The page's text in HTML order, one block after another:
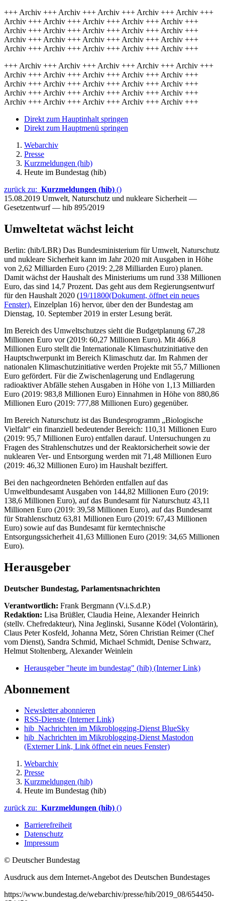
+++ Archiv +++ Archiv +++ Archiv +++ Archiv +++ Archiv +++
Archiv +++ Archiv +++ Archiv +++ Archiv +++ Archiv +++
Archiv +++ Archiv +++ Archiv +++ Archiv +++ Archiv +++
Archiv +++ Archiv +++ Archiv +++ Archiv +++ Archiv +++
Archiv +++ Archiv +++ Archiv +++ Archiv +++ Archiv +++
+++ Archiv +++ Archiv +++ Archiv +++ Archiv +++ Archiv +++
Archiv +++ Archiv +++ Archiv +++ Archiv +++ Archiv +++
Archiv +++ Archiv +++ Archiv +++ Archiv +++ Archiv +++
Archiv +++ Archiv +++ Archiv +++ Archiv +++ Archiv +++
Archiv +++ Archiv +++ Archiv +++ Archiv +++ Archiv +++
Direkt zum Hauptinhalt springen
Direkt zum Hauptmenü springen
Webarchiv
Presse
Kurzmeldungen (hib)
Heute im Bundestag (hib)
zurück zu: Kurzmeldungen (hib) ()
15.08.2019 Umwelt, Naturschutz und nukleare Sicherheit —
Gesetzentwurf — hib 895/2019
Umweltetat wächst leicht
Berlin: (hib/LBR) Das Bundesministerium für Umwelt, Naturschutz
und nukleare Sicherheit kann im Jahr 2020 mit Ausgaben in Höhe
von 2,62 Milliarden Euro (2019: 2,28 Milliarden Euro) planen.
Damit wächst der Haushalt des Ministeriums um rund 338 Millionen
Euro, das sind 14,7 Prozent. Das geht aus dem Regierungsentwurf
für den Haushalt 2020 (19/11800(Dokument, öffnet ein neues
Fenster), Einzelplan 16) hervor, über den der Bundestag am
Dienstag, 10. September 2019 in erster Lesung berät.
Im Bereich des Umweltschutzes sieht die Budgetplanung 67,28
Millionen Euro vor (2019: 60,27 Millionen Euro). Mit 466,8
Millionen Euro stellt die Internationale Klimaschutzinitiative den
Hauptschwerpunkt im Bereich Klimaschutz dar. Im Rahmen der
nationalen Klimaschutzinitiative werden Projekte mit 55,7 Millionen
Euro gefördert. Für die Zwischenlagerung und Endlagerung
radioaktiver Abfälle stehen Ausgaben in Höhe von 1,13 Milliarden
Euro (2019: 983,8 Millionen Euro) Einnahmen in Höhe von 880,86
Millionen Euro (2019: 777,88 Millionen Euro) gegenüber.
Im Bereich Naturschutz ist das Bundesprogramm „Biologische
Vielfalt“ ein finanziell bedeutender Bereich: 110,31 Millionen Euro
(2019: 95,7 Millionen Euro) entfallen darauf. Untersuchungen zu
Fragen des Strahlenschutzes und der Reaktorsicherheit sowie der
nuklearen Ver- und Entsorgung werden mit 71,48 Millionen Euro
(2019: 46,32 Millionen Euro) im Haushalt beziffert.
Bei den nachgeordneten Behörden entfallen auf das
Umweltbundesamt Ausgaben von 144,82 Millionen Euro (2019:
138,6 Millionen Euro), auf das Bundesamt für Naturschutz 43,11
Millionen Euro (2019: 39,58 Millionen Euro), auf das Bundesamt
für Strahlenschutz 63,81 Millionen Euro (2019: 67,43 Millionen
Euro) sowie auf das Bundesamt für kerntechnische
Entsorgungssicherheit 41,63 Millionen Euro (2019: 34,65 Millionen
Euro).
Herausgeber
Deutscher Bundestag, Parlamentsnachrichten
Verantwortlich: Frank Bergmann (V.i.S.d.P.)
Redaktion: Lisa Brüßler, Claudia Heine, Alexander Heinrich
(stellv. Chefredakteur), Nina Jeglinski, Susanne Ködel (Volontärin),
Claus Peter Kosfeld, Johanna Metz, Sören Christian Reimer (Chef
vom Dienst), Sandra Schmid, Michael Schmidt, Denise Schwarz,
Helmut Stoltenberg, Alexander Weinlein
Herausgeber "heute im bundestag" (hib) (Interner Link)
Abonnement
Newsletter abonnieren
RSS-Dienste (Interner Link)
hib_Nachrichten im Mikroblogging-Dienst BlueSky
hib_Nachrichten im Mikroblogging-Dienst Mastodon
(Externer Link, Link öffnet ein neues Fenster)
Webarchiv
Presse
Kurzmeldungen (hib)
Heute im Bundestag (hib)
zurück zu: Kurzmeldungen (hib) ()
Barrierefreiheit
Datenschutz
Impressum
© Deutscher Bundestag
Ausdruck aus dem Internet-Angebot des Deutschen Bundestages
https://www.bundestag.de/webarchiv/presse/hib/2019_08/654450-